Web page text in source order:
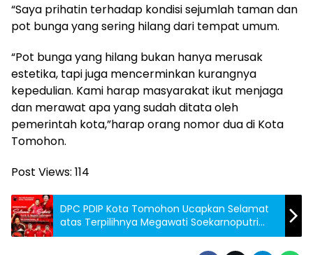
“Saya prihatin terhadap kondisi sejumlah taman dan
pot bunga yang sering hilang dari tempat umum.
“Pot bunga yang hilang bukan hanya merusak
estetika, tapi juga mencerminkan kurangnya
kepedulian. Kami harap masyarakat ikut menjaga
dan merawat apa yang sudah ditata oleh
pemerintah kota,”harap orang nomor dua di Kota
Tomohon.
Post Views: 114
DPC PDIP Kota Tomohon Ucapkan Selamat
atas Terpilihnya Megawati Soekarnoputri
dan Olly Dondokamb